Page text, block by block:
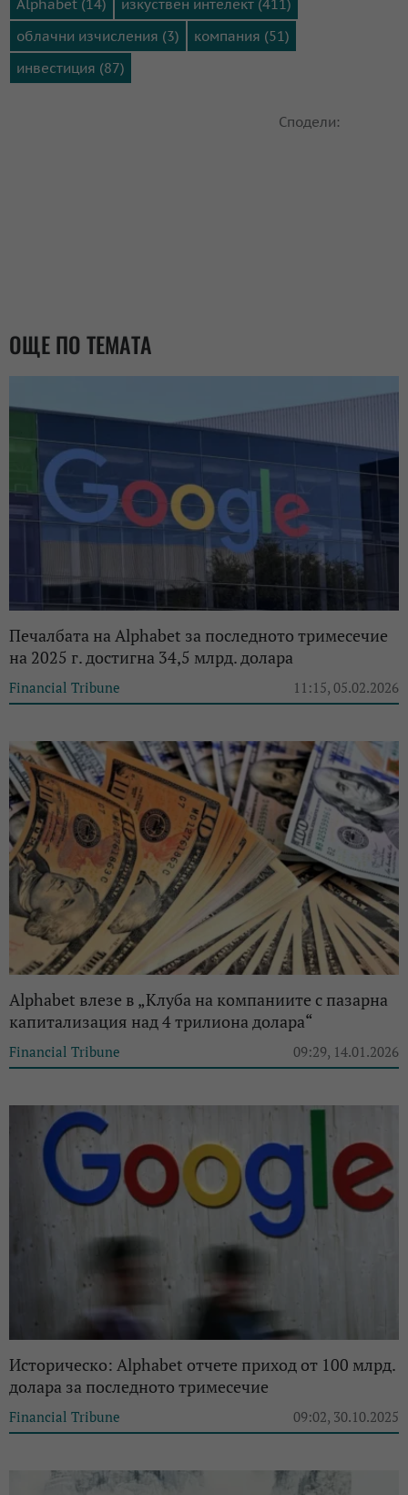
Alphabet (14)
изкуствен интелект (411)
облачни изчисления (3)
компания (51)
инвестиция (87)
Сподели:
ОЩЕ ПО ТЕМАТА
Печалбата на Alphabet за последното тримесечие
на 2025 г. достигна 34,5 млрд. долара
Financial Tribune 11:15, 05.02.2026
Alphabet влезе в „Клуба на компаниите с пазарна
капитализация над 4 трилиона долара“
Financial Tribune 09:29, 14.01.2026
Историческо: Alphabet отчете приход от 100 млрд.
долара за последното тримесечие
Financial Tribune 09:02, 30.10.2025